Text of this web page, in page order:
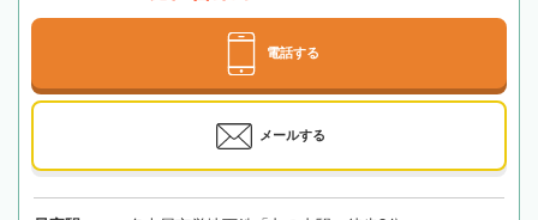
電話する
メールする